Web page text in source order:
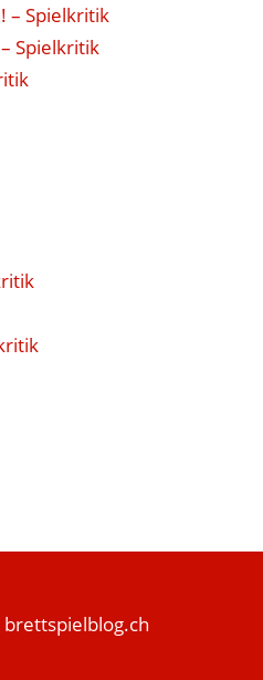
– Spielkritik
Spielkritik